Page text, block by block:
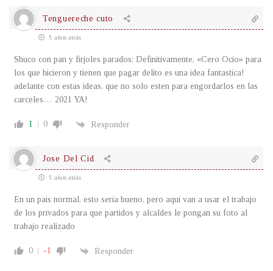
Tenguereche cuto
5 años atrás
Shuco con pan y firjoles parados: Definitivamente, «Cero Ocio» para
los que hicieron y tienen que pagar delito es una idea fantastica!
adelante con estas ideas, que no solo esten para engordarlos en las
carceles… 2021 YA!
1 0 Responder
Jose Del Cid
5 años atrás
En un pais normal, esto seria bueno, pero aqui van a usar el trabajo
de los privados para que partidos y alcaldes le pongan su foto al
trabajo realizado
0 -1 Responder